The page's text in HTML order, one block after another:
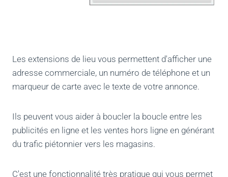
Les extensions de lieu vous permettent d'afficher une
adresse commerciale, un numéro de téléphone et un
marqueur de carte avec le texte de votre annonce.
Ils peuvent vous aider à boucler la boucle entre les
publicités en ligne et les ventes hors ligne en générant
du trafic piétonnier vers les magasins.
C'est une fonctionnalité très pratique qui vous permet